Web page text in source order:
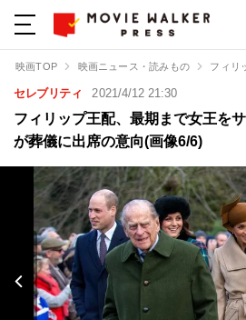
映画TOP 映画ニュース・読みもの フィリ
セレブリティ 2021/4/12 21:30
フィリップ王配、最期まで女王を
が葬儀に出席の意向(画像6/6)